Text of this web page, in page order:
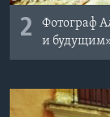
2
Фотограф
и